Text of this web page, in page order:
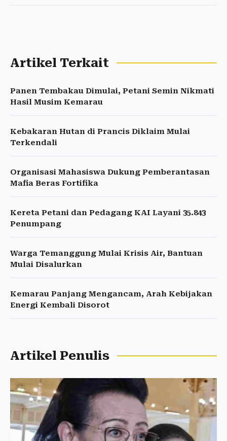
Artikel Terkait
Panen Tembakau Dimulai, Petani Semin Nikmati
Hasil Musim Kemarau
Kebakaran Hutan di Prancis Diklaim Mulai
Terkendali
Organisasi Mahasiswa Dukung Pemberantasan
Mafia Beras Fortifika
Kereta Petani dan Pedagang KAI Layani 35.843
Penumpang
Warga Temanggung Mulai Krisis Air, Bantuan
Mulai Disalurkan
Kemarau Panjang Mengancam, Arah Kebijakan
Energi Kembali Disorot
Artikel Penulis